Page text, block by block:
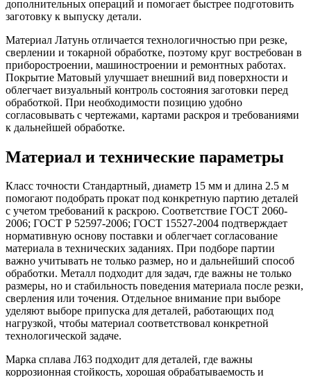
дополнительных операций и помогает быстрее подготовить
заготовку к выпуску детали.
Материал Латунь отличается технологичностью при резке,
сверлении и токарной обработке, поэтому круг востребован в
приборостроении, машиностроении и ремонтных работах.
Покрытие Матовый улучшает внешний вид поверхности и
облегчает визуальный контроль состояния заготовки перед
обработкой. При необходимости позицию удобно
согласовывать с чертежами, картами раскроя и требованиями
к дальнейшей обработке.
Материал и технические параметры
Класс точности Стандартный, диаметр 15 мм и длина 2.5 м
помогают подобрать прокат под конкретную партию деталей
с учетом требований к раскрою. Соответствие ГОСТ 2060-
2006; ГОСТ Р 52597-2006; ГОСТ 15527-2004 подтверждает
нормативную основу поставки и облегчает согласование
материала в технических заданиях. При подборе партии
важно учитывать не только размер, но и дальнейший способ
обработки. Металл подходит для задач, где важны не только
размеры, но и стабильность поведения материала после резки,
сверления или точения. Отдельное внимание при выборе
уделяют выборе припуска для деталей, работающих под
нагрузкой, чтобы материал соответствовал конкретной
технологической задаче.
Марка сплава Л63 подходит для деталей, где важны
коррозионная стойкость, хорошая обрабатываемость и